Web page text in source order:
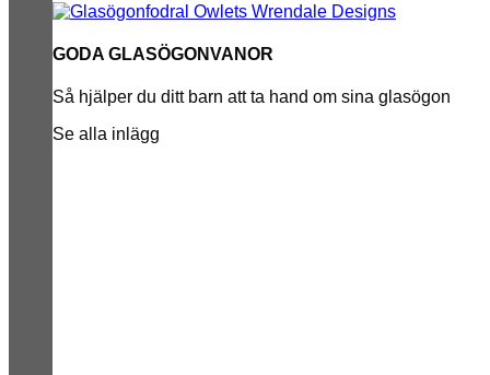
GODA GLASÖGONVANOR
Så hjälper du ditt barn att ta hand om sina glasögon
Se alla inlägg